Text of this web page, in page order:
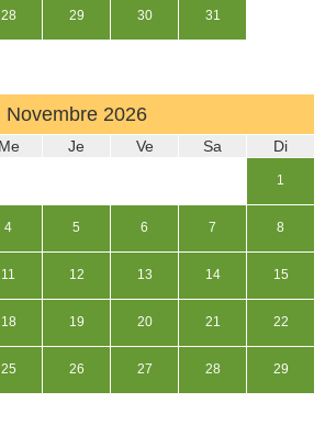
28 29 30 31
Novembre 2026
Me Je Ve Sa Di
1
4 5 6 7 8
11 12 13 14 15
18 19 20 21 22
25 26 27 28 29